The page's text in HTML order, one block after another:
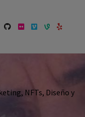
NFTs, Diseño y